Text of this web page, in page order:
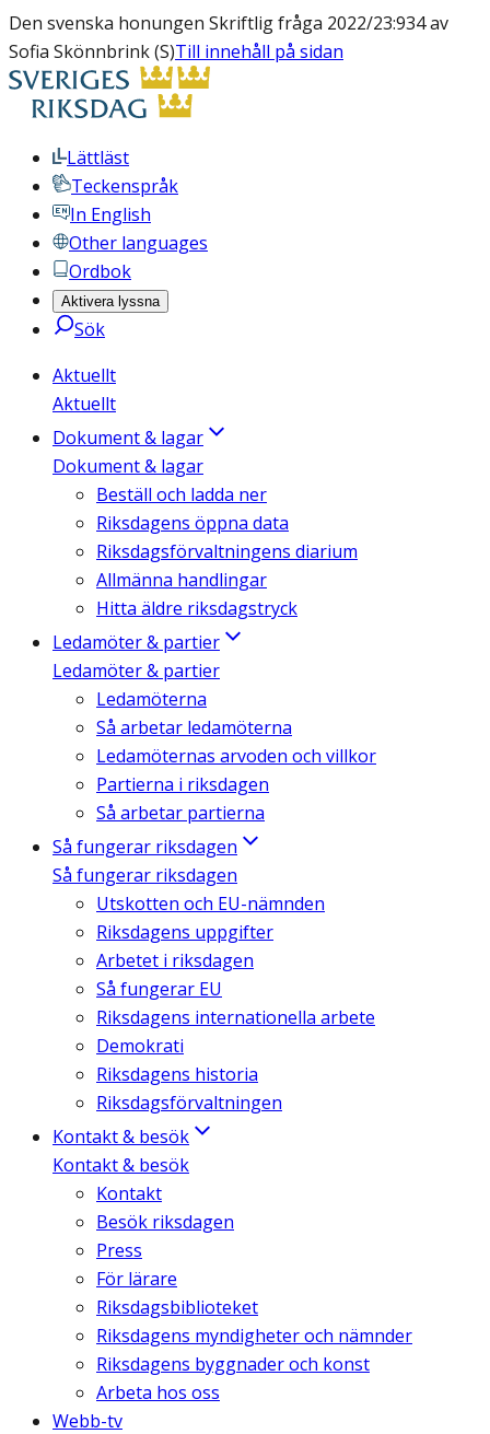
Den svenska honungen Skriftlig fråga 2022/23:934 av
Sofia Skönnbrink (S)Till innehåll på sidan
Lättläst
Teckenspråk
In English
Other languages
Ordbok
Aktivera lyssna
Sök
Aktuellt
Aktuellt
Dokument & lagar
Dokument & lagar
Beställ och ladda ner
Riksdagens öppna data
Riksdagsförvaltningens diarium
Allmänna handlingar
Hitta äldre riksdagstryck
Ledamöter & partier
Ledamöter & partier
Ledamöterna
Så arbetar ledamöterna
Ledamöternas arvoden och villkor
Partierna i riksdagen
Så arbetar partierna
Så fungerar riksdagen
Så fungerar riksdagen
Utskotten och EU-nämnden
Riksdagens uppgifter
Arbetet i riksdagen
Så fungerar EU
Riksdagens internationella arbete
Demokrati
Riksdagens historia
Riksdagsförvaltningen
Kontakt & besök
Kontakt & besök
Kontakt
Besök riksdagen
Press
För lärare
Riksdagsbiblioteket
Riksdagens myndigheter och nämnder
Riksdagens byggnader och konst
Arbeta hos oss
Webb-tv